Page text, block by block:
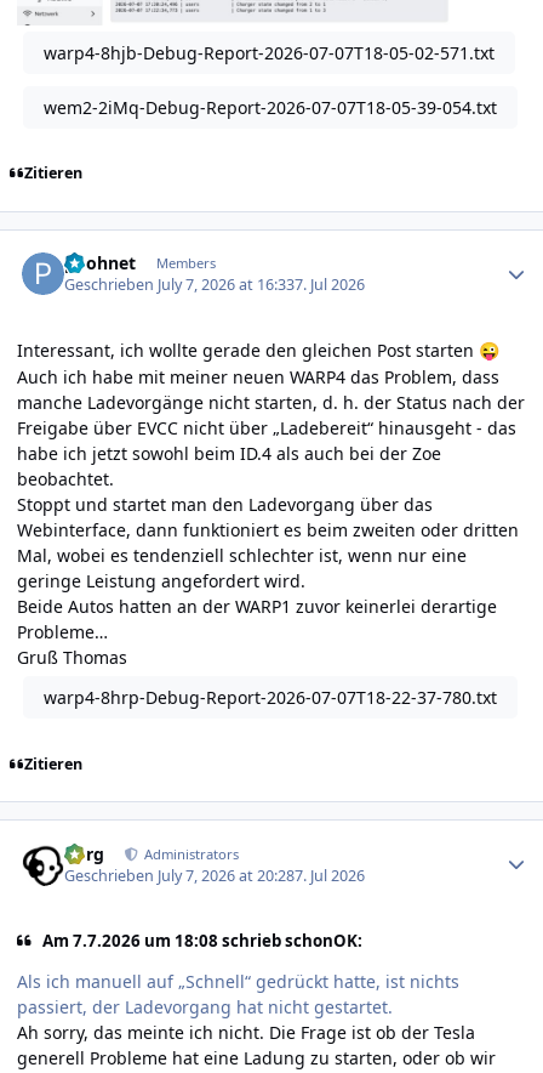
warp4-8hjb-Debug-Report-2026-07-07T18-05-02-571.txt
wem2-2iMq-Debug-Report-2026-07-07T18-05-39-054.txt
Zitieren
poohnet Members
Geschrieben July 7, 2026 at 16:337. Jul 2026
Interessant, ich wollte gerade den gleichen Post starten 😜
Auch ich habe mit meiner neuen WARP4 das Problem, dass
manche Ladevorgänge nicht starten, d. h. der Status nach der
Freigabe über EVCC nicht über „Ladebereit“ hinausgeht - das
habe ich jetzt sowohl beim ID.4 als auch bei der Zoe
beobachtet.
Stoppt und startet man den Ladevorgang über das
Webinterface, dann funktioniert es beim zweiten oder dritten
Mal, wobei es tendenziell schlechter ist, wenn nur eine
geringe Leistung angefordert wird.
Beide Autos hatten an der WARP1 zuvor keinerlei derartige
Probleme…
Gruß Thomas
warp4-8hrp-Debug-Report-2026-07-07T18-22-37-780.txt
Zitieren
borg Administrators
Geschrieben July 7, 2026 at 20:287. Jul 2026
Am 7.7.2026 um 18:08 schrieb schonOK:
Als ich manuell auf „Schnell“ gedrückt hatte, ist nichts
passiert, der Ladevorgang hat nicht gestartet.
Ah sorry, das meinte ich nicht. Die Frage ist ob der Tesla
generell Probleme hat eine Ladung zu starten, oder ob wir